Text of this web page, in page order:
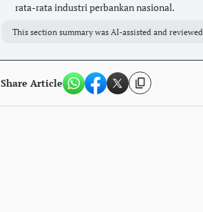
rata-rata industri perbankan nasional.
This section summary was AI-assisted and
Share Article